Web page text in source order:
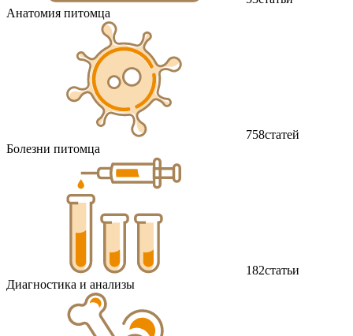
Анатомия питомца
758статей
Болезни питомца
182статьи
Диагностика и анализы